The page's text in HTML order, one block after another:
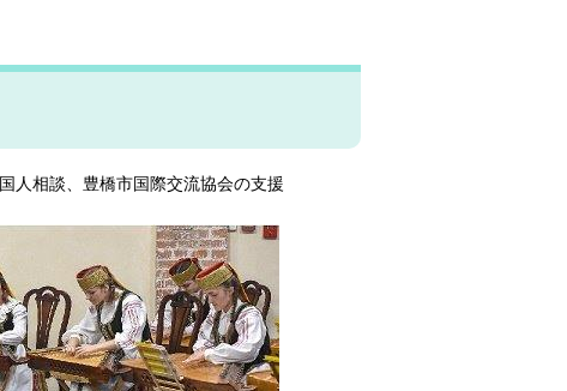
人相談、豊橋市国際交流協会の支援